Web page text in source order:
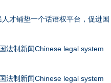
才铺垫一个话语权平台，促进国
法制新闻Chinese legal system
法制新闻Chinese legal system